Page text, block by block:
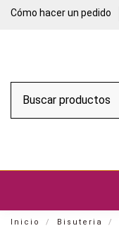
Cómo hacer un pedido
Inicio Bisuteria